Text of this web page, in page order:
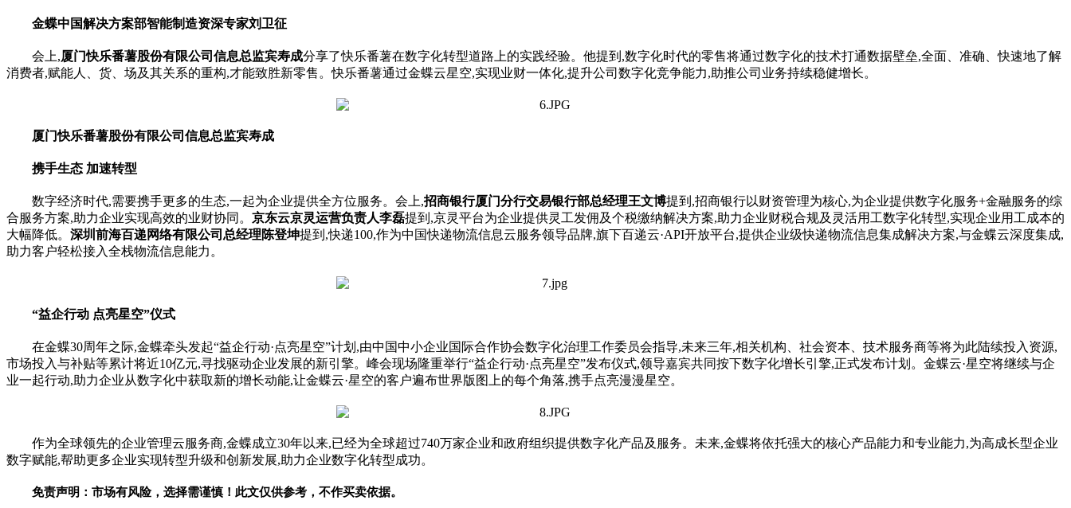
金蝶中国解决方案部智能制造资深专家刘卫征
会上,厦门快乐番薯股份有限公司信息总监宾寿成分享了快乐番薯在数字化转型道路上的实践经验。他提到,数字化时代的零售将通过数字化的技术打通数据壁垒,全面、准确、快速地了解
消费者,赋能人、货、场及其关系的重构,才能致胜新零售。快乐番薯通过金蝶云星空,实现业财一体化,提升公司数字化竞争能力,助推公司业务持续稳健增长。
厦门快乐番薯股份有限公司信息总监宾寿成
携手生态 加速转型
数字经济时代,需要携手更多的生态,一起为企业提供全方位服务。会上,招商银行厦门分行交易银行部总经理王文博提到,招商银行以财资管理为核心,为企业提供数字化服务+金融服务的综
合服务方案,助力企业实现高效的业财协同。 京东云京灵运营负责人李磊提到,京灵平台为企业提供灵工发佣及个税缴纳解决方案,助力企业财税合规及灵活用工数字化转型,实现企业用工成本的
大幅降低。 深圳前海百递网络有限公司总经理陈登坤提到,快递100,作为中国快递物流信息云服务领导品牌,旗下百递云·API开放平台,提供企业级快递物流信息集成解决方案,与金蝶云深度集成,
助力客户轻松接入全栈物流信息能力。
“益企行动 点亮星空”仪式
在金蝶30周年之际,金蝶牵头发起“益企行动·点亮星空”计划,由中国中小企业国际合作协会数字化治理工作委员会指导,未来三年,相关机构、社会资本、技术服务商等将为此陆续投入资源,
市场投入与补贴等累计将近10亿元,寻找驱动企业发展的新引擎。峰会现场隆重举行“益企行动·点亮星空”发布仪式,领导嘉宾共同按下数字化增长引擎,正式发布计划。金蝶云·星空将继续与企
业一起行动,助力企业从数字化中获取新的增长动能,让金蝶云·星空的客户遍布世界版图上的每个角落,携手点亮漫漫星空。
作为全球领先的企业管理云服务商,金蝶成立30年以来,已经为全球超过740万家企业和政府组织提供数字化产品及服务。未来,金蝶将依托强大的核心产品能力和专业能力,为高成长型企业
数字赋能,帮助更多企业实现转型升级和创新发展,助力企业数字化转型成功。
免责声明：市场有风险，选择需谨慎！此文仅供参考，不作买卖依据。